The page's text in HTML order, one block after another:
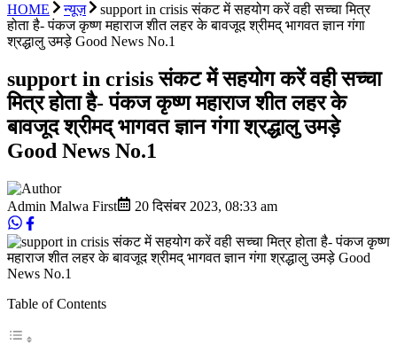
HOME
न्यूज़
support in crisis संकट में सहयोग करें वही सच्चा मित्र
होता है- पंकज कृष्ण महाराज शीत लहर के बावजूद श्रीमद् भागवत ज्ञान गंगा
श्रद्धालु उमड़े Good News No.1
support in crisis संकट में सहयोग करें वही सच्चा
मित्र होता है- पंकज कृष्ण महाराज शीत लहर के
बावजूद श्रीमद् भागवत ज्ञान गंगा श्रद्धालु उमड़े
Good News No.1
Admin Malwa First 20 दिसंबर 2023, 08:33 am
Table of Contents